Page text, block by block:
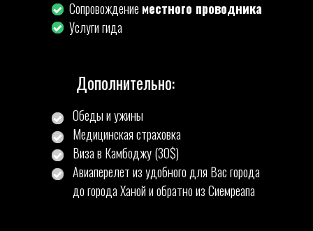
Сопровождение местного проводника
Услуги гида
Дополнительно:
Обеды и ужины
Медицинская страховка
Виза в Камбоджу (30$)
Авиаперелет из удобного для Вас города
до города Ханой и обратно из Сиемреапа